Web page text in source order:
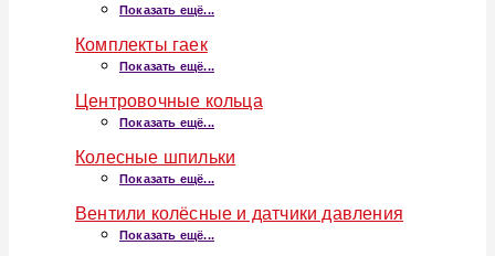
Показать ещё...
Комплекты гаек
Показать ещё...
Центровочные кольца
Показать ещё...
Колесные шпильки
Показать ещё...
Вентили колёсные и датчики давления
Показать ещё...